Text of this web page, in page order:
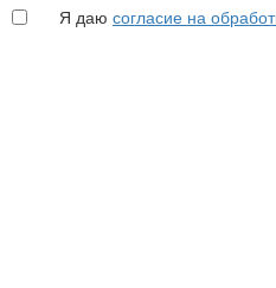
Я даю согласие на